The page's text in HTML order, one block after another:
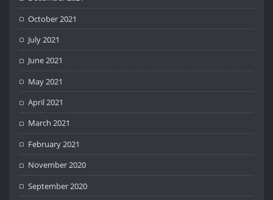
October 2021
July 2021
June 2021
May 2021
April 2021
March 2021
February 2021
November 2020
September 2020